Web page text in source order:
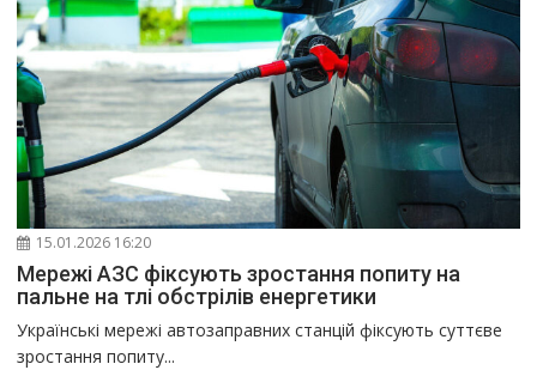
15.01.2026 16:20
Мережі АЗС фіксують зростання попиту на
пальне на тлі обстрілів енергетики
Українські мережі автозаправних станцій фіксують суттєве
зростання попиту...